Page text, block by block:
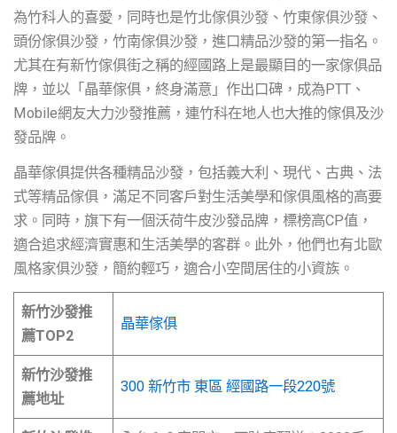
為竹科人的喜愛，同時也是竹北傢俱沙發、竹東傢俱沙發、
頭份傢俱沙發，竹南傢俱沙發，進口精品沙發的第一指名。
尤其在有新竹傢俱街之稱的經國路上是最顯目的一家傢俱品
牌，並以「晶華傢俱，終身滿意」作出口碑，成為PTT、
Mobile網友大力沙發推薦，連竹科在地人也大推的傢俱及沙
發品牌。
晶華傢俱提供各種精品沙發，包括義大利、現代、古典、法
式等精品傢俱，滿足不同客戶對生活美學和傢俱風格的高要
求。同時，旗下有一個沃荷牛皮沙發品牌，標榜高CP值，
適合追求經濟實惠和生活美學的客群。此外，他們也有北歐
風格家俱沙發，簡約輕巧，適合小空間居住的小資族。
新竹沙發推
薦TOP2
晶華傢俱
新竹沙發推
薦地址
300 新竹市 東區 經國路一段220號